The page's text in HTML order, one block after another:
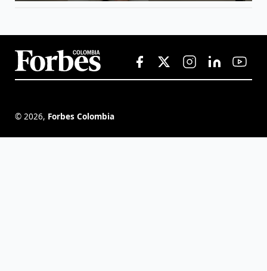
© 2026, Forbes Colombia